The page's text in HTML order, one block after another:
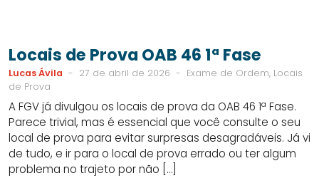
Locais de Prova OAB 46 1ª Fase
Lucas Ávila - 27 de abril de 2026 - Exame de Ordem, Locais
de Prova
A FGV já divulgou os locais de prova da OAB 46 1ª Fase.
Parece trivial, mas é essencial que você consulte o seu
local de prova para evitar surpresas desagradáveis. Já vi
de tudo, e ir para o local de prova errado ou ter algum
problema no trajeto por não […]